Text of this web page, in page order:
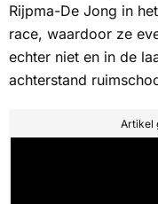
Rijpma-De Jong in
race, waardoor ze
echter niet en in de
achterstand
Artikel